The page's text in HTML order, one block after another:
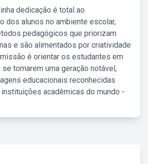
dedicação é total ao
dos alunos no ambiente escolar,
pedagógicos que priorizam
e são alimentados por criatividade
é orientar os estudantes em
se tornarem uma geração notável,
educacionais reconhecidas
acadêmicas do mundo -